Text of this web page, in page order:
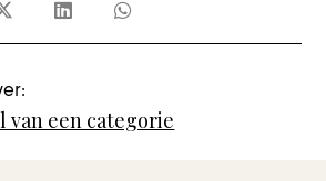
van een categorie